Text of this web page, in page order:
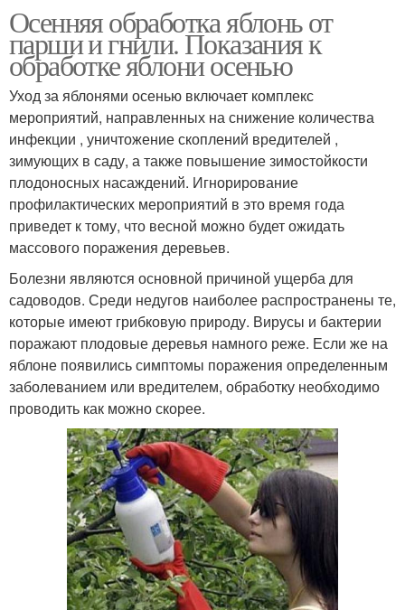
Осенняя обработка яблонь от
парши и гнили. Показания к
обработке яблони осенью
Уход за яблонями осенью включает комплекс
мероприятий, направленных на снижение количества
инфекции , уничтожение скоплений вредителей ,
зимующих в саду, а также повышение зимостойкости
плодоносных насаждений. Игнорирование
профилактических мероприятий в это время года
приведет к тому, что весной можно будет ожидать
массового поражения деревьев.
Болезни являются основной причиной ущерба для
садоводов. Среди недугов наиболее распространены те,
которые имеют грибковую природу. Вирусы и бактерии
поражают плодовые деревья намного реже. Если же на
яблоне появились симптомы поражения определенным
заболеванием или вредителем, обработку необходимо
проводить как можно скорее.